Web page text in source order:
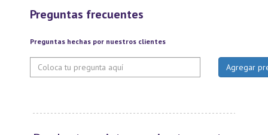
Preguntas frecuentes
Preguntas hechas por nuestros clientes